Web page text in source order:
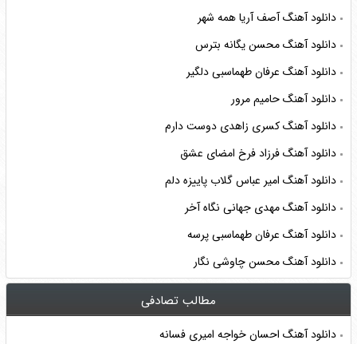
دانلود آهنگ آصف آریا همه شهر
دانلود آهنگ محسن یگانه بترس
دانلود آهنگ عرفان طهماسبی دلگیر
دانلود آهنگ حامیم مرور
دانلود آهنگ کسری زاهدی دوست دارم
دانلود آهنگ فرزاد فرخ امضای عشق
دانلود آهنگ امیر عباس گلاب پاییزه دلم
دانلود آهنگ مهدی جهانی نگاه آخر
دانلود آهنگ عرفان طهماسبی پرسه
دانلود آهنگ محسن چاوشی نگار
مطالب تصادفی
دانلود آهنگ احسان خواجه امیری فسانه